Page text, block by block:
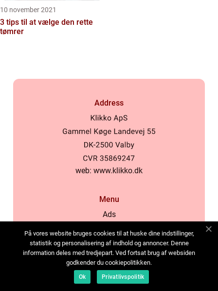
10 november 2021
3 tips til at vælge den rette
tømrer
Address
web: www.klikko.dk
Menu
Ads
Cookies
Contact
Sitemap
På vores website bruges cookies til at huske dine indstillinger,
statistik og personalisering af indhold og annoncer. Denne
information deles med tredjepart. Ved fortsat brug af websiden
godkender du cookiepolitikken.
Ok Privatlivspolitik